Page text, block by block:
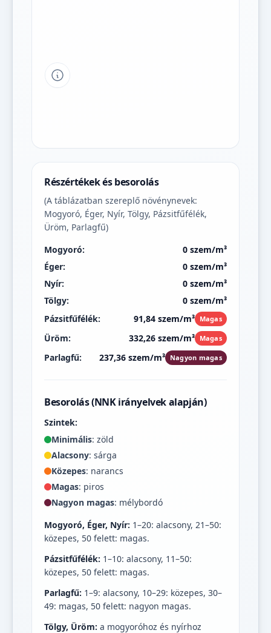
Tipp a grafikon jelmagyarázatához
Részértékek és besorolás
(A táblázatban szereplő növénynevek:
Mogyoró, Éger, Nyír, Tölgy, Pázsitfűfélék,
Üröm, Parlagfű)
Mogyoró:
0 szem/m³
Éger:
0 szem/m³
Nyír:
0 szem/m³
Tölgy:
0 szem/m³
Pázsitfűfélék:
91,84 szem/m³ Magas
Üröm: 332,26 szem/m³ Magas
Parlagfű: 237,36 szem/m³ Nagyon magas
Besorolás (NNK irányelvek alapján)
Szintek:
Minimális: zöld
Alacsony: sárga
Közepes: narancs
Magas: piros
Nagyon magas: mélybordó
Mogyoró, Éger, Nyír: 1–20: alacsony, 21–50:
közepes, 50 felett: magas.
Pázsitfűfélék: 1–10: alacsony, 11–50:
közepes, 50 felett: magas.
Parlagfű: 1–9: alacsony, 10–29: közepes, 30–
49: magas, 50 felett: nagyon magas.
Tölgy, Üröm: a mogyoróhoz és nyírhoz